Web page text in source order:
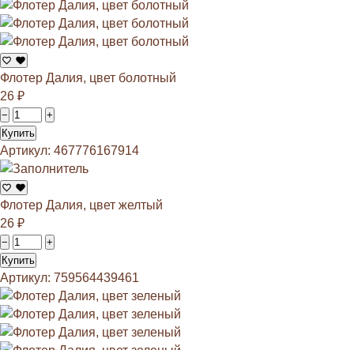
Флотер Далия, цвет болотный
26 ₽
−
+
Купить
Артикул: 467776167914
Флотер Далия, цвет желтый
26 ₽
−
+
Купить
Артикул: 759564439461